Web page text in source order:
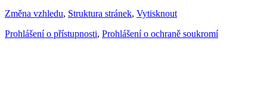
Změna vzhledu, Struktura stránek, Vytisknout
Prohlášení o přístupnosti, Prohlášení o ochraně soukromí